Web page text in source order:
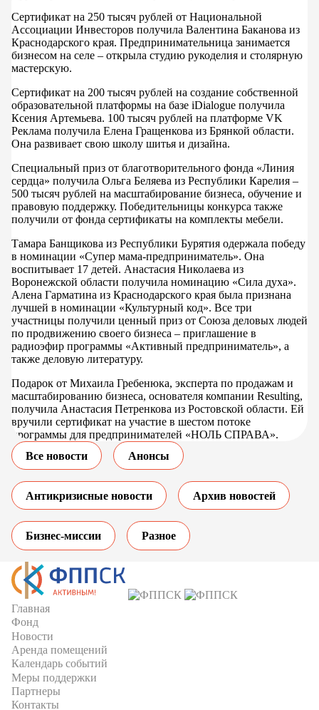
Сертификат на 250 тысяч рублей от Национальной
Ассоциации Инвесторов получила Валентина Баканова из
Краснодарского края. Предпринимательница занимается
бизнесом на селе – открыла студию рукоделия и столярную
мастерскую.
Сертификат на 200 тысяч рублей на создание собственной
образовательной платформы на базе iDialogue получила
Ксения Артемьева. 100 тысяч рублей на платформе VK
Реклама получила Елена Гращенкова из Брянкой области.
Она развивает свою школу шитья и дизайна.
Специальный приз от благотворительного фонда «Линия
сердца» получила Ольга Беляева из Республики Карелия –
500 тысяч рублей на масштабирование бизнеса, обучение и
правовую поддержку. Победительницы конкурса также
получили от фонда сертификаты на комплекты мебели.
Тамара Банщикова из Республики Бурятия одержала победу
в номинации «Супер мама-предприниматель». Она
воспитывает 17 детей. Анастасия Николаева из
Воронежской области получила номинацию «Сила духа».
Алена Гарматина из Краснодарского края была признана
лучшей в номинации «Культурный код». Все три
участницы получили ценный приз от Союза деловых людей
по продвижению своего бизнеса – приглашение в
радиоэфир программы «Активный предприниматель», а
также деловую литературу.
Подарок от Михаила Гребенюка, эксперта по продажам и
масштабированию бизнеса, основателя компании Resulting,
получила Анастасия Петренкова из Ростовской области. Ей
вручили сертификат на участие в шестом потоке
программы для предпринимателей «НОЛЬ СПРАВА».
Все новости
Анонсы
Антикризисные новости Архив новостей
Бизнес-миссии Разное
Главная
Фонд
Новости
Аренда помещений
Календарь событий
Меры поддержки
Партнеры
Контакты